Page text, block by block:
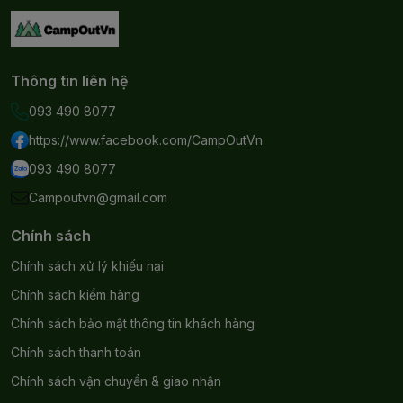
Thông tin liên hệ
093 490 8077
https://www.facebook.com/CampOutVn
093 490 8077
Campoutvn@gmail.com
Chính sách
Chính sách xử lý khiếu nại
Chính sách kiểm hàng
Chính sách bảo mật thông tin khách hàng
Chính sách thanh toán
Chính sách vận chuyển & giao nhận